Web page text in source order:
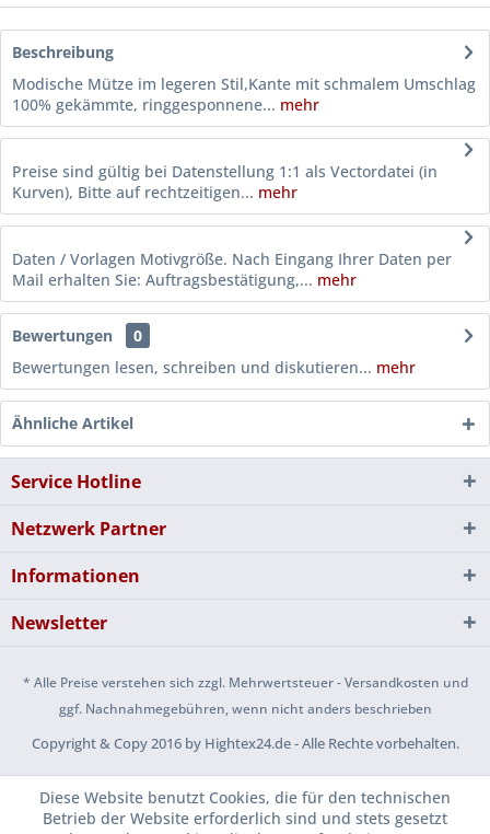
Beschreibung
Modische Mütze im legeren Stil,Kante mit schmalem Umschlag
100% gekämmte, ringgesponnene... mehr
Preise sind gültig bei Datenstellung 1:1 als Vectordatei (in
Kurven), Bitte auf rechtzeitigen... mehr
Daten / Vorlagen Motivgröße. Nach Eingang Ihrer Daten per
Mail erhalten Sie: Auftragsbestätigung,... mehr
Bewertungen
0
Bewertungen lesen, schreiben und diskutieren... mehr
Ähnliche Artikel
Service Hotline
Netzwerk Partner
Informationen
Newsletter
* Alle Preise verstehen sich zzgl. Mehrwertsteuer - Versandkosten und
ggf. Nachnahmegebühren, wenn nicht anders beschrieben
Copyright & Copy 2016 by Hightex24.de - Alle Rechte vorbehalten.
Diese Website benutzt Cookies, die für den technischen
Betrieb der Website erforderlich sind und stets gesetzt